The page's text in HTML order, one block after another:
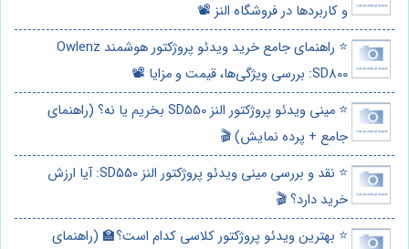
و کاربردها در فروشگاه النز 📽️
⭐️ راهنمای جامع خرید ویدئو پروژکتور هوشمند Owlenz
SD800: بررسی ویژگی‌ها، قیمت و مزایا 📽️
⭐️ مینی ویدئو پروژکتور النز SD550 بخریم یا نه؟ (راهنمای
جامع + پرده نمایش) 🎬
⭐️ نقد و بررسی مینی ویدئو پروژکتور النز SD550: آیا ارزش
خرید دارد؟ 🎬
⭐️ بهترین ویدئو پروژکتور کلاسی کدام است؟🏫 (راهنمای